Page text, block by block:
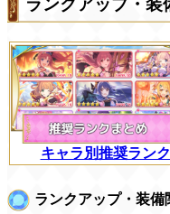
ランクアップ・装
キャラ別推奨ランク
ランクアップ・装備